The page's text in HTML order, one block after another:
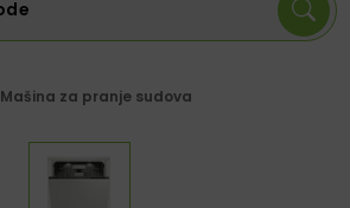
Mašina za pranje sudova